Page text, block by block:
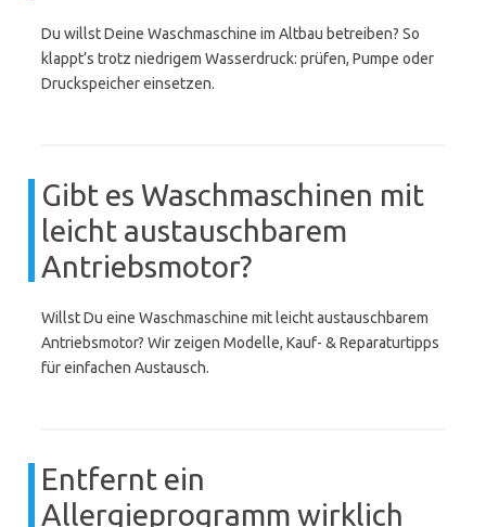
Du willst Deine Waschmaschine im Altbau betreiben? So
klappt’s trotz niedrigem Wasserdruck: prüfen, Pumpe oder
Druckspeicher einsetzen.
Gibt es Waschmaschinen mit
leicht austauschbarem
Antriebsmotor?
Willst Du eine Waschmaschine mit leicht austauschbarem
Antriebsmotor? Wir zeigen Modelle, Kauf- & Reparaturtipps
für einfachen Austausch.
Entfernt ein
Allergieprogramm wirklich